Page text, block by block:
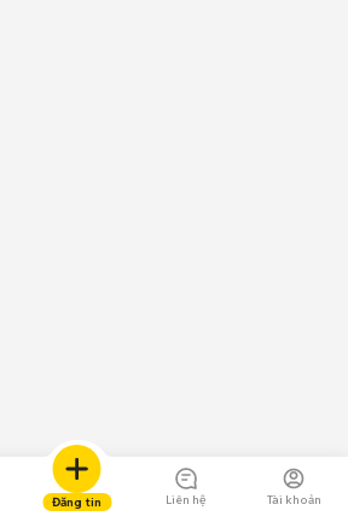
Đăng tin Liên hệ Tài khoản